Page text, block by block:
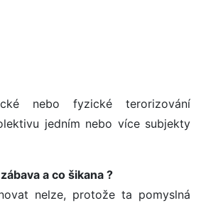
nebo fyzické terorizování
jedním nebo více subjekty
a co šikana ?
nelze, protože ta pomyslná